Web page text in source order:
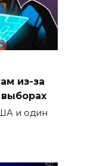
из-за
и один